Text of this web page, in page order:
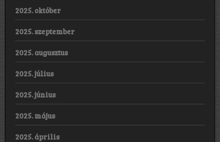
2025. október
2025. szeptember
2025. augusztus
2025. július
2025. június
2025. május
2025. április